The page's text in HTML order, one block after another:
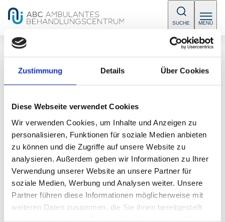
Zustimmung Details Über Cookies
Diese Webseite verwendet Cookies
Wir verwenden Cookies, um Inhalte und Anzeigen zu
personalisieren, Funktionen für soziale Medien anbieten
zu können und die Zugriffe auf unsere Website zu
analysieren. Außerdem geben wir Informationen zu Ihrer
Verwendung unserer Website an unsere Partner für
soziale Medien, Werbung und Analysen weiter. Unsere
Partner führen diese Informationen möglicherweise mit
weiteren Daten zusammen, die Sie ihnen bereitgestellt
SUCHE MENÜ
Sprechstunden
Diabetologie im Nibelungenviertel,
ABC-Nibelungenviertel
E-Mail: nibelungenviertel@abc-nuernberg.de
Telefon: +49 (0) 911 815 161 0